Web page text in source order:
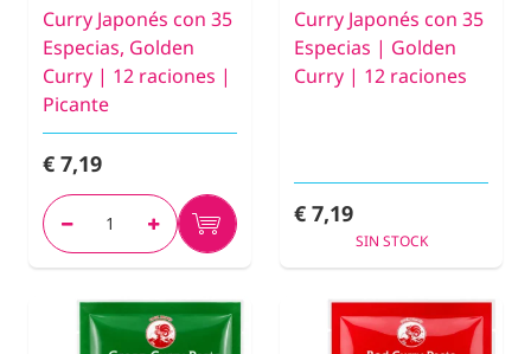
Curry Japonés con 35
Especias, Golden
Curry | 12 raciones |
Picante
€ 7,19
Curry Japonés con 35
Especias | Golden
Curry | 12 raciones
€ 7,19
SIN STOCK